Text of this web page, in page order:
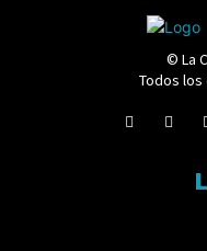
© La
Todos